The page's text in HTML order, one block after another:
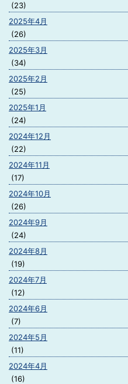
(23)
2025年4月
(26)
2025年3月
(34)
2025年2月
(25)
2025年1月
(24)
2024年12月
(22)
2024年11月
(17)
2024年10月
(26)
2024年9月
(24)
2024年8月
(19)
2024年7月
(12)
2024年6月
(7)
2024年5月
(11)
2024年4月
(16)